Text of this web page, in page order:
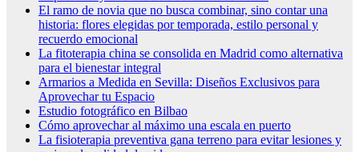
El ramo de novia que no busca combinar, sino contar una
historia: flores elegidas por temporada, estilo personal y
recuerdo emocional
La fitoterapia china se consolida en Madrid como alternativa
para el bienestar integral
Armarios a Medida en Sevilla: Diseños Exclusivos para
Aprovechar tu Espacio
Estudio fotográfico en Bilbao
Cómo aprovechar al máximo una escala en puerto
La fisioterapia preventiva gana terreno para evitar lesiones y